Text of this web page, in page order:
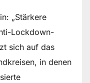
„Stärkere
Lockdown-
sich auf das
in denen